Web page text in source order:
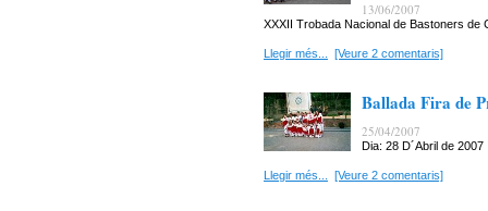
13/06/2007
XXXII Trobada Nacional de Bastoners de
Llegir més... [Veure 2 comentaris]
Ballada Fira de
25/04/2007
Dia: 28 D´Abril de 2007
Llegir més... [Veure 2 comentaris]